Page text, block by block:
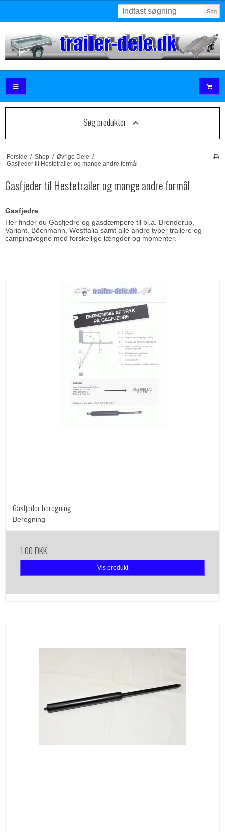
Søg
Søg produkter
Forside / Shop / Øvrige Dele /
Gasfjeder til Hestetrailer og mange andre formål
Gasfjeder til Hestetrailer og mange andre formål
Gasfjedre
Her finder du Gasfjedre og gasdæmpere til bl.a. Brenderup,
Variant, Böchmann, Westfalia samt alle andre typer trailere og
campingvogne med forskellige længder og momenter.
Gasfjeder beregning
Beregning
1,00 DKK
Vis produkt